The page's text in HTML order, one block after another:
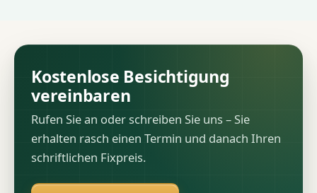
Kostenlose Besichtigung
vereinbaren
Rufen Sie an oder schreiben Sie uns – Sie
erhalten rasch einen Termin und danach Ihren
schriftlichen Fixpreis.